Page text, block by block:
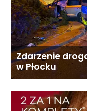
Zdarzenie
w Płocku